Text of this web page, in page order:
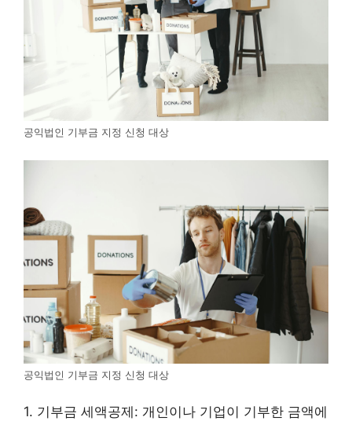
공익법인 기부금 지정 신청 대상
공익법인 기부금 지정 신청 대상
1. 기부금 세액공제: 개인이나 기업이 기부한 금액에